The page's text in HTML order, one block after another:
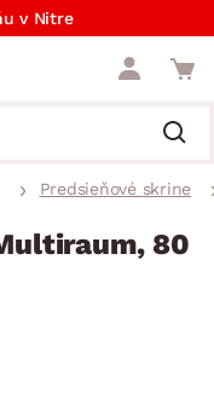
v Nitre
Predsieňové skrine
80